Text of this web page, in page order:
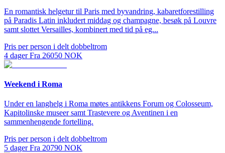
En romantisk helgetur til Paris med byvandring, kabaretforestilling
på Paradis Latin inkludert middag og champagne, besøk på Louvre
samt slottet Versailles, kombinert med tid på eg...
Pris per person i delt dobbeltrom
4 dager Fra 26050 NOK
Weekend i Roma
Under en langhelg i Roma møtes antikkens Forum og Colosseum,
Kapitolinske museer samt Trastevere og Aventinen i en
sammenhengende fortelling.
Pris per person i delt dobbeltrom
5 dager Fra 20790 NOK